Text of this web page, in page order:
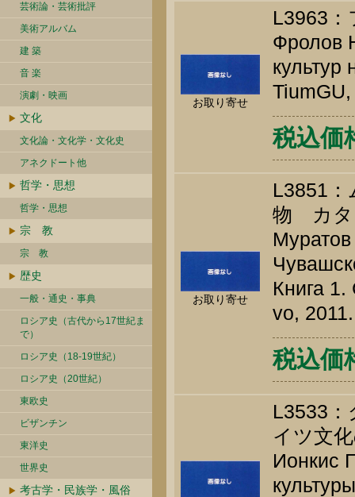
芸術論・芸術批評
美術アルバム
建 築
音 楽
演劇・映画
文化
文化論・文化学・文化史
アネクドート他
哲学・思想
哲学・思想
宗 教
宗 教
歴史
一般・通史・事典
ロシア史（古代から17世紀ま
で）
ロシア史（18-19世紀）
ロシア史（20世紀）
東欧史
ビザンチン
東洋史
世界史
考古学・民族学・風俗
お取り寄せ
L3963
Фролов
税込価
お取り寄せ
L3851
物 カ
Книга
vo,
税込価
L3533
イツ文
Ионкис